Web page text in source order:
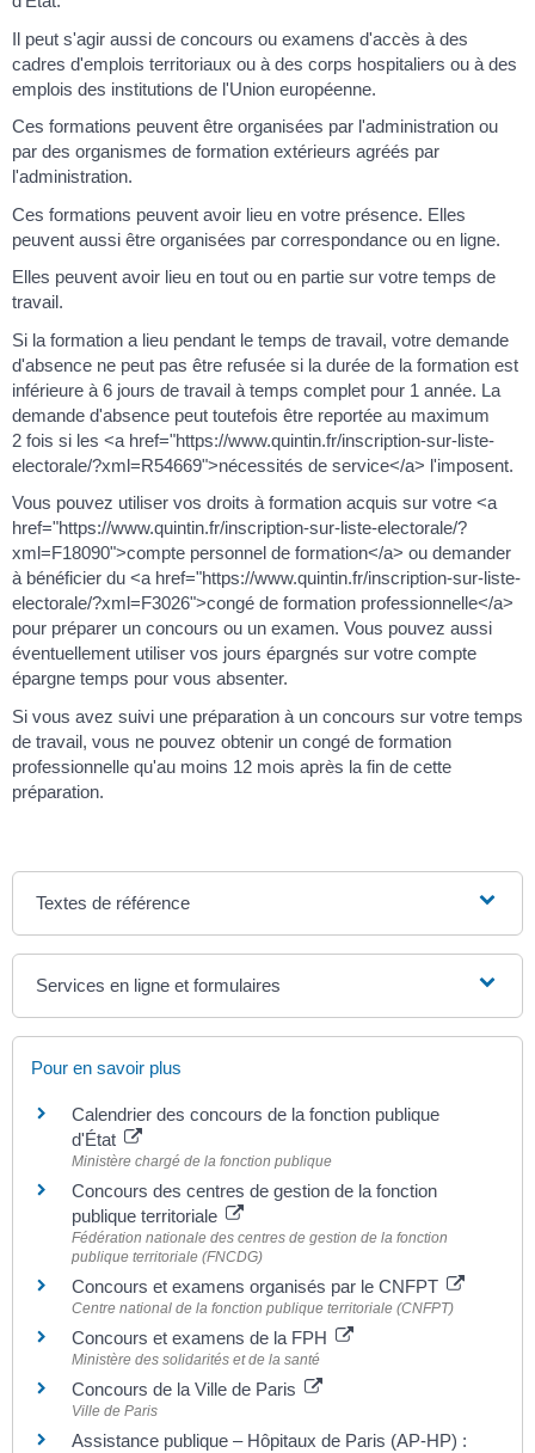
Il peut s'agir aussi de concours ou examens d'accès à des
cadres d'emplois territoriaux ou à des corps hospitaliers ou à des
emplois des institutions de l'Union européenne.
Ces formations peuvent être organisées par l'administration ou
par des organismes de formation extérieurs agréés par
l'administration.
Ces formations peuvent avoir lieu en votre présence. Elles
peuvent aussi être organisées par correspondance ou en ligne.
Elles peuvent avoir lieu en tout ou en partie sur votre temps de
travail.
Si la formation a lieu pendant le temps de travail, votre demande
d'absence ne peut pas être refusée si la durée de la formation est
inférieure à 6 jours de travail à temps complet pour 1 année. La
demande d'absence peut toutefois être reportée au maximum
2 fois si les <a href="https://www.quintin.fr/inscription-sur-liste-
electorale/?xml=R54669">nécessités de service</a> l'imposent.
Vous pouvez utiliser vos droits à formation acquis sur votre <a
href="https://www.quintin.fr/inscription-sur-liste-electorale/?
xml=F18090">compte personnel de formation</a> ou demander
à bénéficier du <a href="https://www.quintin.fr/inscription-sur-liste-
electorale/?xml=F3026">congé de formation professionnelle</a>
pour préparer un concours ou un examen. Vous pouvez aussi
éventuellement utiliser vos jours épargnés sur votre compte
épargne temps pour vous absenter.
Si vous avez suivi une préparation à un concours sur votre temps
de travail, vous ne pouvez obtenir un congé de formation
professionnelle qu'au moins 12 mois après la fin de cette
préparation.
Textes de référence
Services en ligne et formulaires
Pour en savoir plus
Calendrier des concours de la fonction publique
d'État
Ministère chargé de la fonction publique
Concours des centres de gestion de la fonction
publique territoriale
Fédération nationale des centres de gestion de la fonction
publique territoriale (FNCDG)
Concours et examens organisés par le CNFPT
Centre national de la fonction publique territoriale (CNFPT)
Concours et examens de la FPH
Ministère des solidarités et de la santé
Concours de la Ville de Paris
Ville de Paris
Assistance publique – Hôpitaux de Paris (AP-HP) :